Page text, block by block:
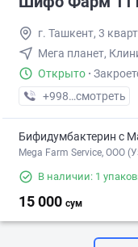
г. Ташкент, 3
Мега планет,
Открыто ·
+998 (99) XXX-XX-
смотреть
Бифидумбактерин с
Mega Farm Service, ООО
В наличии: 1
15 000 сум